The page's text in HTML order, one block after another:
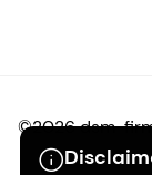
©2026 dsm-